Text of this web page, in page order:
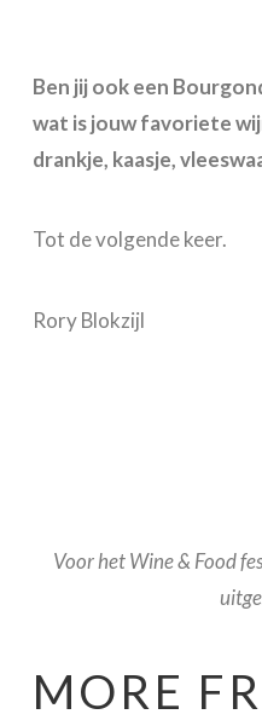
Ben jij ook een
wat is jouw favoriete
drankje, kaasje,
Tot de volgende keer.
Rory Blokzijl
Voor het Wine & Food
MORE